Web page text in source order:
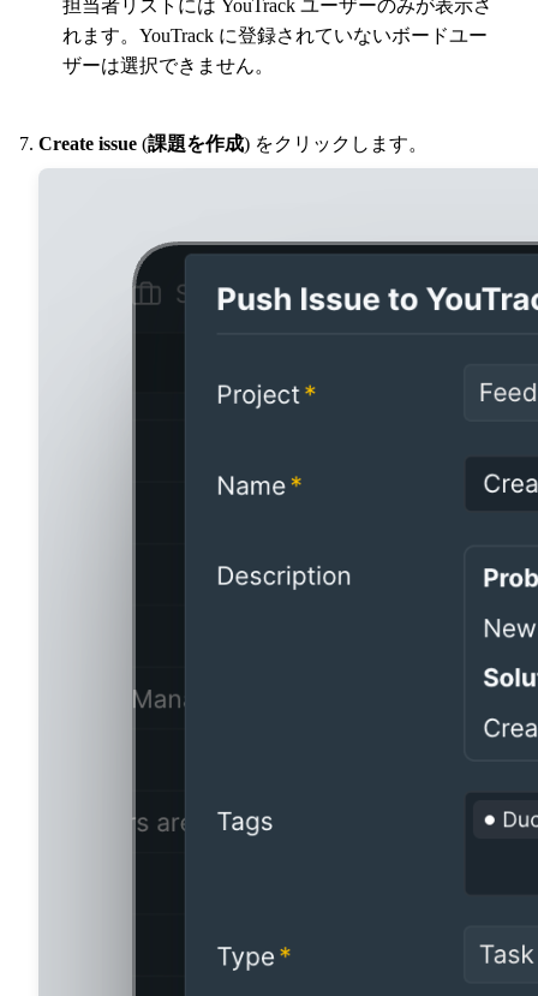
担当者リストには YouTrack ユーザーのみが表示さ
れます。YouTrack に登録されていないボードユー
ザーは選択できません。
Create issue (課題を作成) をクリックします。